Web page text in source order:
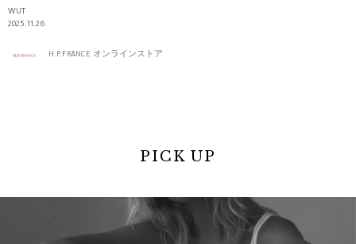
る！ -｜destination Tokyo
WUT
2025.11.26
H.P.FRANCE オンラインストア
PICK UP